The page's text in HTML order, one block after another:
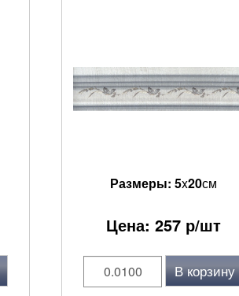
Размеры: 5x20см
Цена: 257 р/шт
В корзину